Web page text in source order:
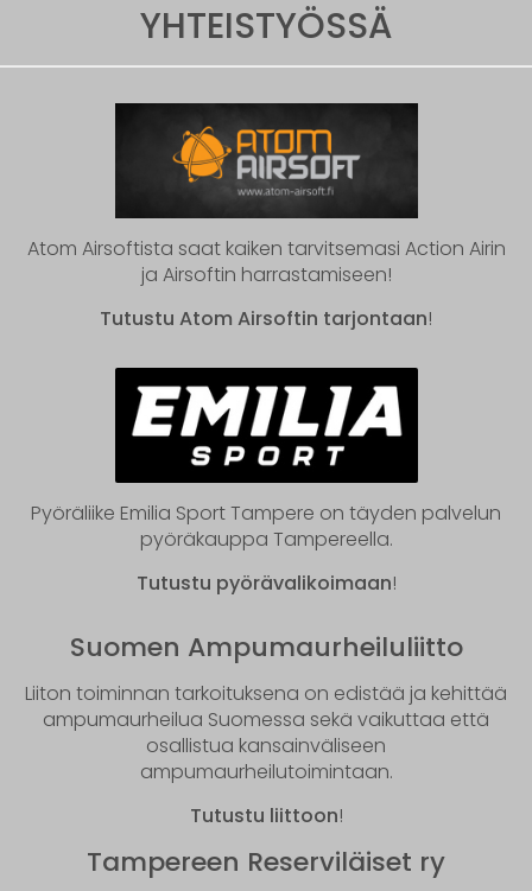
YHTEISTYÖSSÄ
Atom Airsoftista saat kaiken tarvitsemasi Action Airin
ja Airsoftin harrastamiseen!
Tutustu Atom Airsoftin tarjontaan!
Pyöräliike Emilia Sport Tampere on täyden palvelun
pyöräkauppa Tampereella.
Tutustu pyörävalikoimaan!
Suomen Ampumaurheiluliitto
Liiton toiminnan tarkoituksena on edistää ja kehittää
ampumaurheilua Suomessa sekä vaikuttaa että
osallistua kansainväliseen
ampumaurheilutoimintaan.
Tutustu liittoon!
Tampereen Reserviläiset ry